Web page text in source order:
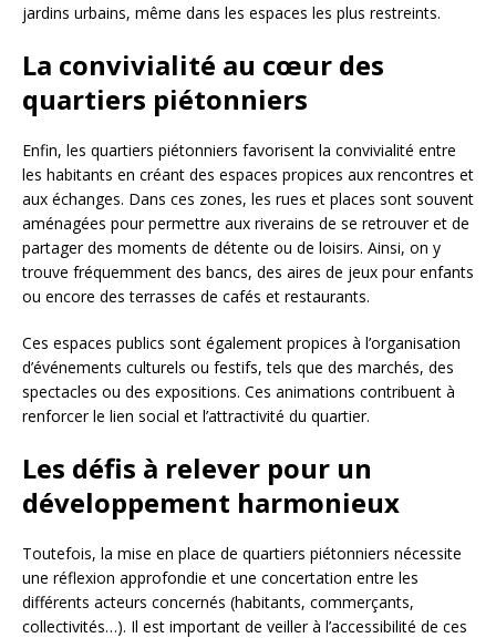
jardins urbains, même dans les espaces les plus restreints.
La convivialité au cœur des
quartiers piétonniers
Enfin, les quartiers piétonniers favorisent la convivialité entre
les habitants en créant des espaces propices aux rencontres et
aux échanges. Dans ces zones, les rues et places sont souvent
aménagées pour permettre aux riverains de se retrouver et de
partager des moments de détente ou de loisirs. Ainsi, on y
trouve fréquemment des bancs, des aires de jeux pour enfants
ou encore des terrasses de cafés et restaurants.
Ces espaces publics sont également propices à l’organisation
d’événements culturels ou festifs, tels que des marchés, des
spectacles ou des expositions. Ces animations contribuent à
renforcer le lien social et l’attractivité du quartier.
Les défis à relever pour un
développement harmonieux
Toutefois, la mise en place de quartiers piétonniers nécessite
une réflexion approfondie et une concertation entre les
différents acteurs concernés (habitants, commerçants,
collectivités…). Il est important de veiller à l’accessibilité de ces